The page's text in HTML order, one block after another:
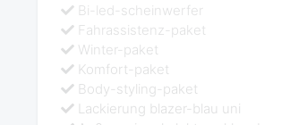
Bi-led-scheinwerfer
Fahrassistenz-paket
Winter-paket
Komfort-paket
Body-styling-paket
Lackierung blazer-blau uni